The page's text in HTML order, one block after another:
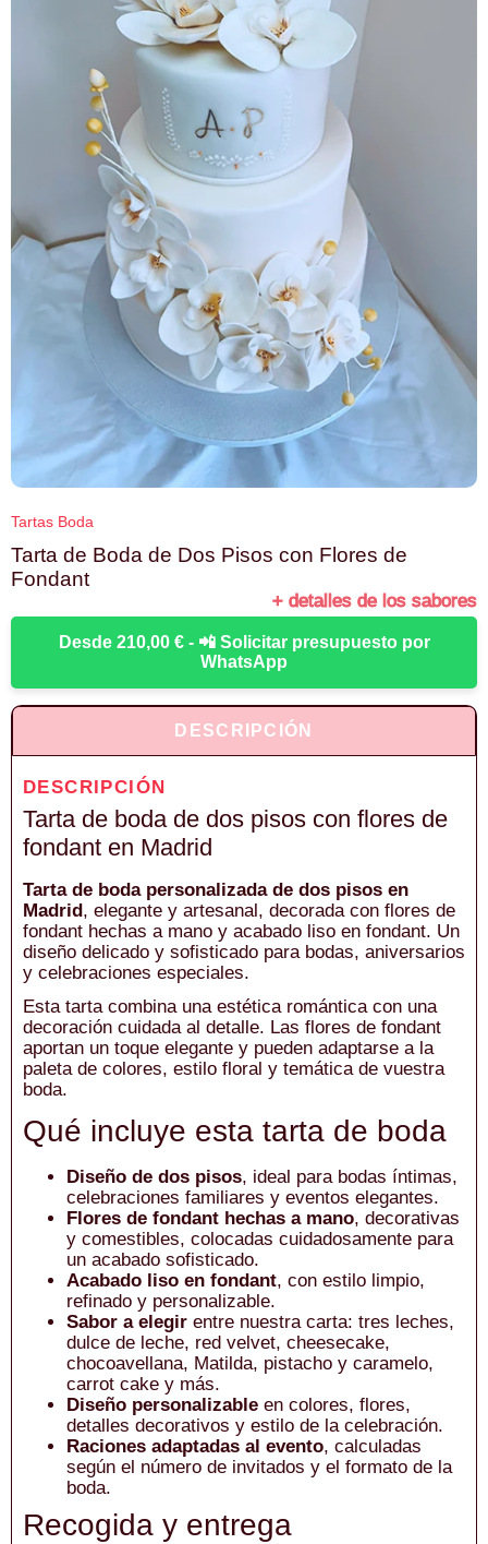
Tartas Boda
Tarta de Boda de Dos Pisos con Flores de
Fondant
+ detalles de los sabores
Desde 210,00 € - 📲 Solicitar presupuesto por
WhatsApp
DESCRIPCIÓN
DESCRIPCIÓN
Tarta de boda de dos pisos con flores de
fondant en Madrid
Tarta de boda personalizada de dos pisos en
Madrid , elegante y artesanal, decorada con flores de
fondant hechas a mano y acabado liso en fondant. Un
diseño delicado y sofisticado para bodas, aniversarios
y celebraciones especiales.
Esta tarta combina una estética romántica con una
decoración cuidada al detalle. Las flores de fondant
aportan un toque elegante y pueden adaptarse a la
paleta de colores, estilo floral y temática de vuestra
boda.
Qué incluye esta tarta de boda
Diseño de dos pisos, ideal para bodas íntimas,
celebraciones familiares y eventos elegantes.
Flores de fondant hechas a mano, decorativas
y comestibles, colocadas cuidadosamente para
un acabado sofisticado.
Acabado liso en fondant, con estilo limpio,
refinado y personalizable.
Sabor a elegir entre nuestra carta: tres leches,
dulce de leche, red velvet, cheesecake,
chocoavellana, Matilda, pistacho y caramelo,
carrot cake y más.
Diseño personalizable en colores, flores,
detalles decorativos y estilo de la celebración.
Raciones adaptadas al evento, calculadas
según el número de invitados y el formato de la
boda.
Recogida y entrega